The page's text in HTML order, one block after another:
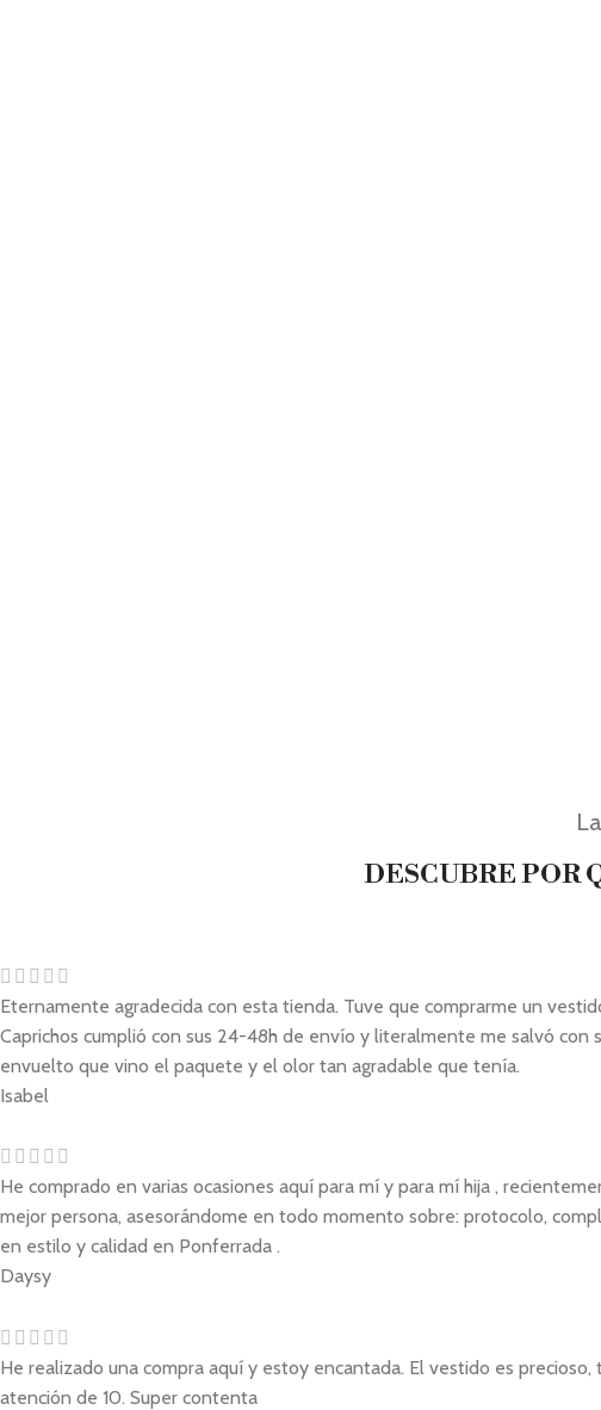
DESCUBRE POR
Eternamente agradecida con esta tienda. Tuve que comprarme un
Caprichos cumplió con sus 24-48h de envío y literalmente me salvó con
envuelto que vino el paquete y el olor tan agradable que tenía.
Isabel
He comprado en varias ocasiones aquí para mí y para mí hija ,
mejor persona, asesorándome en todo momento sobre: protocolo,
en estilo y calidad en Ponferrada .
Daysy
He realizado una compra aquí y estoy encantada. El vestido es
atención de 10. Super contenta